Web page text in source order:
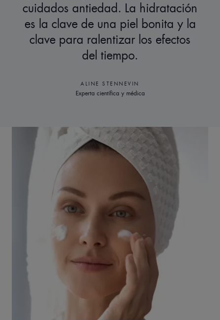
cuidados antiedad. La hidratación
es la clave de una piel bonita y la
clave para ralentizar los efectos
del tiempo.
ALINE STENNEVIN
Experta científica y médica